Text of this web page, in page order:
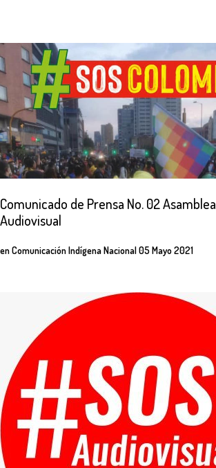
Comunicado de Prensa No.02Asamblea
Audiovisual
enComunicación Indígena Nacional05 Mayo 2021